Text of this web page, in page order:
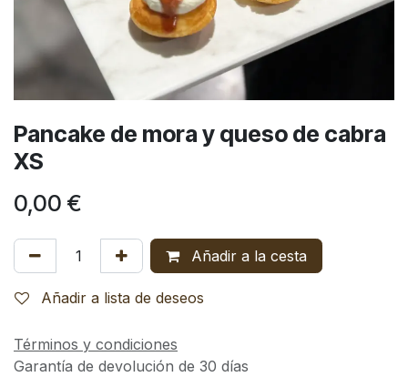
Pancake de mora y queso de cabra
XS
0,00 €
Añadir a la cesta
Añadir a lista de deseos
Términos y condiciones
Garantía de devolución de 30 días